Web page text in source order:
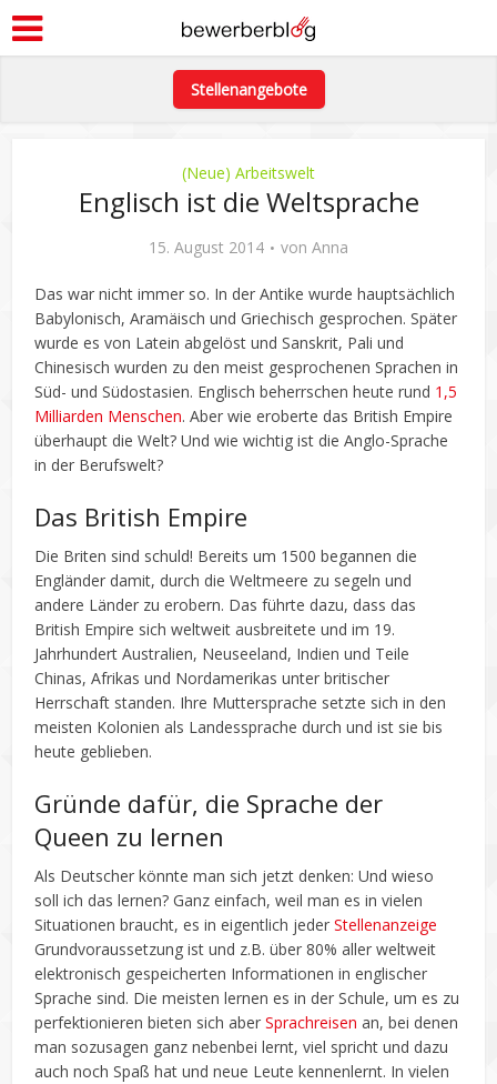
Stellenangebote
(Neue) Arbeitswelt
Englisch ist die Weltsprache
15. August 2014 von Anna
Das war nicht immer so. In der Antike wurde hauptsächlich
Babylonisch, Aramäisch und Griechisch gesprochen. Später
wurde es von Latein abgelöst und Sanskrit, Pali und
Chinesisch wurden zu den meist gesprochenen Sprachen in
Süd- und Südostasien. Englisch beherrschen heute rund 1,5
Milliarden Menschen. Aber wie eroberte das British Empire
überhaupt die Welt? Und wie wichtig ist die Anglo-Sprache
in der Berufswelt?
Das British Empire
Die Briten sind schuld! Bereits um 1500 begannen die
Engländer damit, durch die Weltmeere zu segeln und
andere Länder zu erobern. Das führte dazu, dass das
British Empire sich weltweit ausbreitete und im 19.
Jahrhundert Australien, Neuseeland, Indien und Teile
Chinas, Afrikas und Nordamerikas unter britischer
Herrschaft standen. Ihre Muttersprache setzte sich in den
meisten Kolonien als Landessprache durch und ist sie bis
heute geblieben.
Gründe dafür, die Sprache der
Queen zu lernen
Als Deutscher könnte man sich jetzt denken: Und wieso
soll ich das lernen? Ganz einfach, weil man es in vielen
Situationen braucht, es in eigentlich jederStellenanzeige
Grundvoraussetzung ist und z.B. über 80% aller weltweit
elektronisch gespeicherten Informationen in englischer
Sprache sind. Die meisten lernen es in der Schule, um es zu
perfektionieren bieten sich aberSprachreisen an, bei denen
man sozusagen ganz nebenbei lernt, viel spricht und dazu
auch noch Spaß hat und neue Leute kennenlernt. In vielen